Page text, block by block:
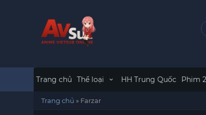
Trang chủ Thể loại HH Trung Quốc Phim
Trang chủ » Farzar